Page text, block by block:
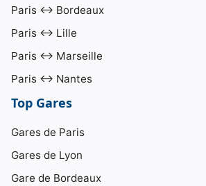
Paris ↔ Bordeaux
Paris ↔ Lille
Paris ↔ Marseille
Paris ↔ Nantes
Top Gares
Gares de Paris
Gares de Lyon
Gare de Bordeaux